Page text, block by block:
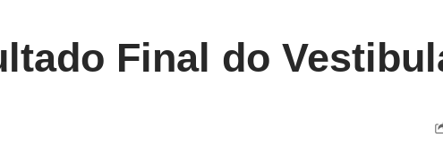
Final do